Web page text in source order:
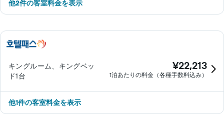
​他2件の客室料金を表示
キングルーム、キングベッ
ド1台
¥22,213
1泊あたりの料金（各種手数料込み）
他1件の客室料金を表示